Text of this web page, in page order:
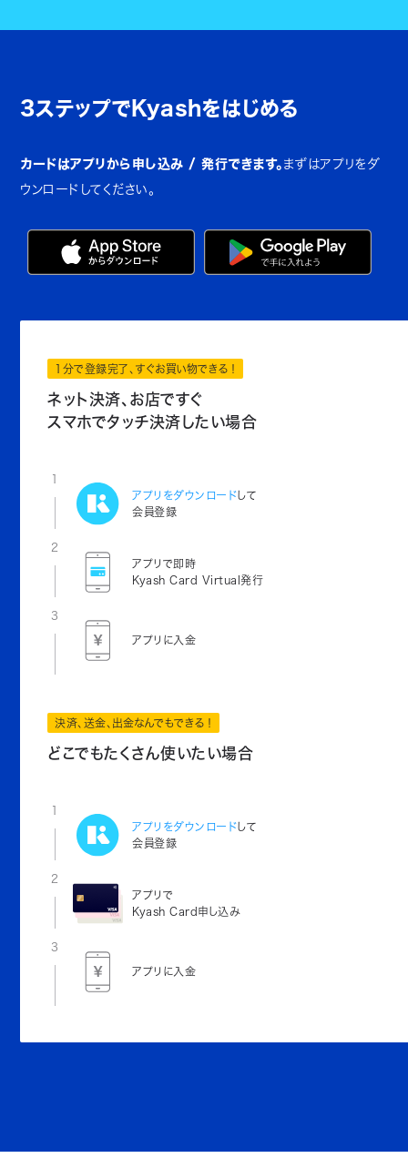
3ステップでKyashをはじめる
カードはアプリから申し込み / 発行できます。 まずはアプリをダ
ウンロードしてください。
1分で登録完了、すぐお買い物できる！
ネット決済、お店ですぐ
スマホでタッチ決済したい場合
1
アプリをダウンロードして
会員登録
2
アプリで即時
Kyash Card Virtual発行
3
アプリに入金
決済、送金、出金なんでもできる！
どこでもたくさん使いたい場合
1
アプリをダウンロードして
会員登録
2
アプリで
Kyash Card申し込み
3
アプリに入金